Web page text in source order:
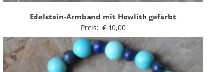
Edelstein-Armband mit Howlith gefärbt
Preis: €40,00